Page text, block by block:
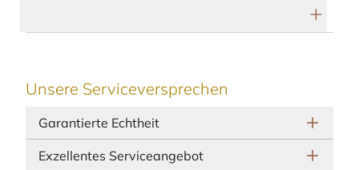
Unsere Serviceversprechen
Garantierte Echtheit
Exzellentes Serviceangebot